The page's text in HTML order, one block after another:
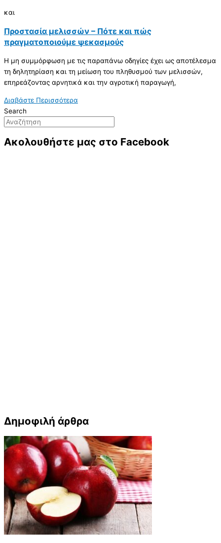
και
Προστασία μελισσών – Πότε και πώς
πραγματοποιούμε ψεκασμούς
Η μη συμμόρφωση με τις παραπάνω οδηγίες έχει ως αποτέλεσμα
τη δηλητηρίαση και τη μείωση του πληθυσμού των μελισσών,
επηρεάζοντας αρνητικά και την αγροτική παραγωγή,
Διαβάστε Περισσότερα
Search
Ακολουθήστε μας στο Facebook
Δημοφιλή άρθρα